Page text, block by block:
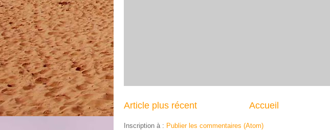
Article plus récent Accueil
Inscription à : Publier les commentaires (Atom)